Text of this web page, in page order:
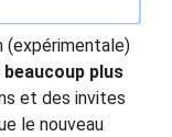
(expérimentale)
plus
et des invites
le nouveau